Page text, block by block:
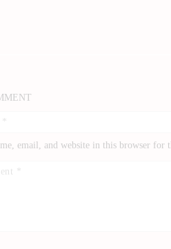
email, and website in this browser for